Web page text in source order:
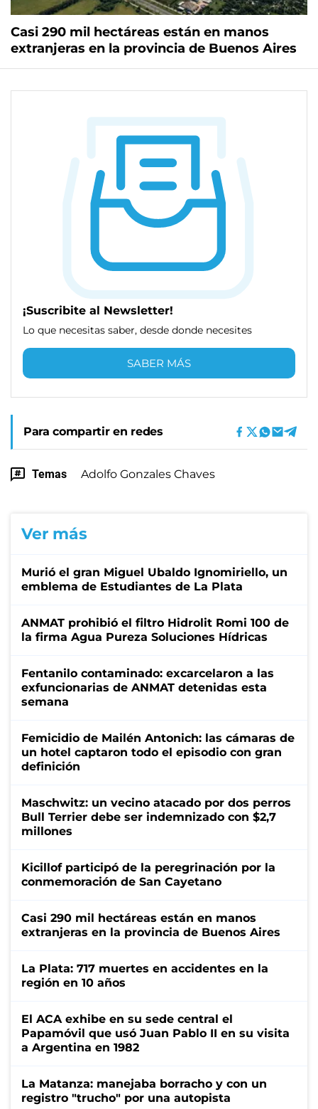
Casi 290 mil hectáreas están en manos
extranjeras en la provincia de Buenos Aires
¡Suscribite al Newsletter!
Lo que necesitas saber, desde donde necesites
SABER MÁS
Para compartir en redes
Temas Adolfo Gonzales Chaves
Ver más
Murió el gran Miguel Ubaldo Ignomiriello, un
emblema de Estudiantes de La Plata
ANMAT prohibió el filtro Hidrolit Romi 100 de
la firma Agua Pureza Soluciones Hídricas
Fentanilo contaminado: excarcelaron a las
exfuncionarias de ANMAT detenidas esta
semana
Femicidio de Mailén Antonich: las cámaras de
un hotel captaron todo el episodio con gran
definición
Maschwitz: un vecino atacado por dos perros
Bull Terrier debe ser indemnizado con $2,7
millones
Kicillof participó de la peregrinación por la
conmemoración de San Cayetano
Casi 290 mil hectáreas están en manos
extranjeras en la provincia de Buenos Aires
La Plata: 717 muertes en accidentes en la
región en 10 años
El ACA exhibe en su sede central el
Papamóvil que usó Juan Pablo II en su visita
a Argentina en 1982
La Matanza: manejaba borracho y con un
registro "trucho" por una autopista